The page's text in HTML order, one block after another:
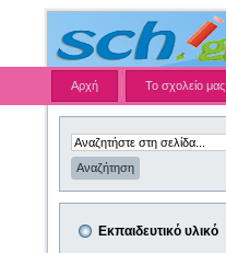
Αρχή Το σχολείο μας
Εκπαιδευτικό υλικό